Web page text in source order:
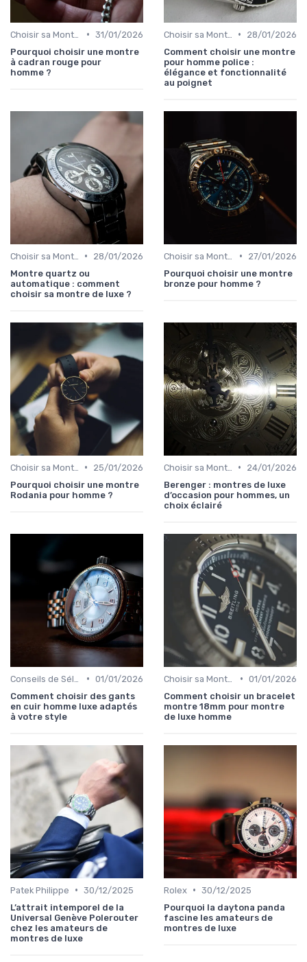
• 31/01/2026
Pourquoi choisir une montre
à cadran rouge pour
homme ?
•
28/01/2026
Comment choisir une montre
pour homme police :
élégance et fonctionnalité
au poignet
•
28/01/2026
Montre quartz ou
automatique : comment
choisir sa montre de luxe ?
•
27/01/2026
Pourquoi choisir une montre
bronze pour homme ?
•
25/01/2026
Pourquoi choisir une montre
Rodania pour homme ?
•
24/01/2026
Berenger : montres de luxe
d’occasion pour hommes, un
choix éclairé
• 01/01/2026
Comment choisir des gants
en cuir homme luxe adaptés
à votre style
• 01/01/2026
Comment choisir un bracelet
montre 18mm pour montre
de luxe homme
Patek Philippe • 30/12/2025
L’attrait intemporel de la
Universal Genève Polerouter
chez les amateurs de
montres de luxe
Rolex • 30/12/2025
Pourquoi la daytona panda
fascine les amateurs de
montres de luxe